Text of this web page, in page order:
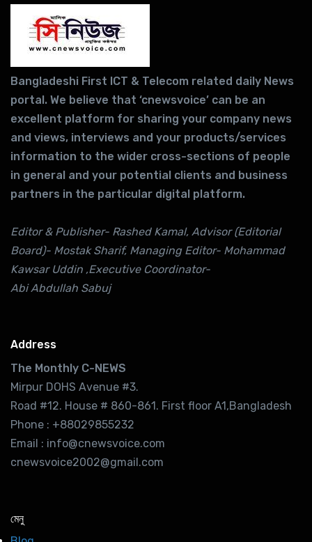
Bangladeshi First ICT & Telecom related daily News
portal. We believe that ‘cnewsvoice’ can be an
excellent platform for sharing your company news
and views, interviews and your products/services
information to the wider cross-sections of people
in general and your potential clients and business
partners in the particular digital platform.
Editor & Publisher- Rashed Kamal, Advisor (Editorial
Board)- Mostak Sharif, Managing Editor- Mohammad
Kawsar Uddin ,Executive Coordinator-
Abi Abdullah Sabuj
Address
The Monthly C-NEWS
Mirpur DOHS Avenue #3.
Road #12. House # 860-861. First floor A1,Bangladesh
Phone : +88029855232
Email : info@cnewsvoice.com
cnewsvoice2002@gmail.com
মেনু